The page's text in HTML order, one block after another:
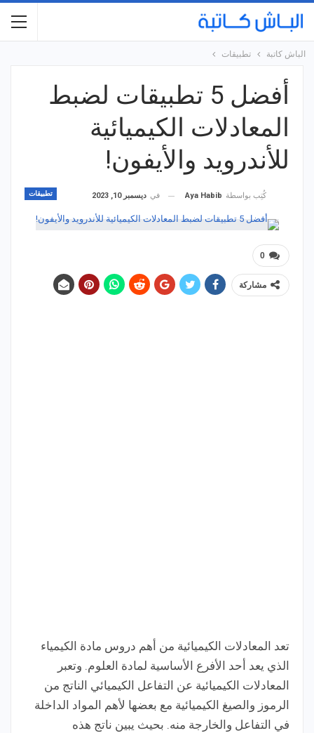
الباش كاتبة تطبيقات
أفضل 5 تطبيقات لضبط
المعادلات الكيميائية
للأندرويد والأيفون!
تطبيقات كُتِب بواسطة Aya Habib في ديسمبر 10, 2023
0
مشاركة
تعد المعادلات الكيميائية من أهم دروس مادة الكيمياء
الذي يعد أحد الأفرع الأساسية لمادة العلوم. وتعبر
المعادلات الكيميائية عن التفاعل الكيميائي الناتج من
الرموز والصيغ الكيميائية مع بعضها لأهم المواد الداخلة
في التفاعل والخارجة منه. بحيث يبين ناتج هذه